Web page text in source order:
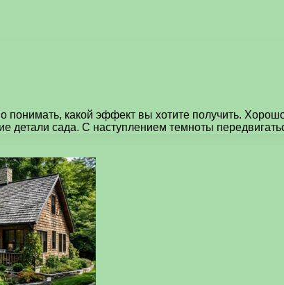
какой эффект вы хотите получить.
детали сада. С наступлением темноты